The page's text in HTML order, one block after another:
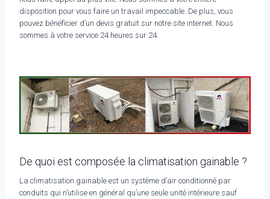
disposition pour vous faire un travail impeccable. De plus, vous
pouvez bénéficier d’un devis gratuit sur notre site internet. Nous
sommes à votre service 24 heures sur 24.
De quoi est composée la climatisation gainable ?
La climatisation gainable est un système d’air conditionné par
conduits qui n’utilise en général qu’une seule unité intérieure sauf